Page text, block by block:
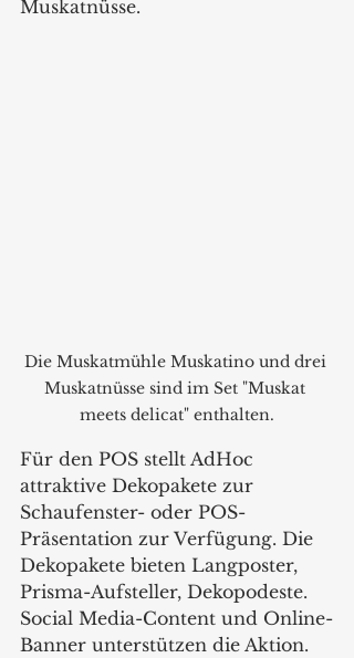
Muskatnüsse.
Die Muskatmühle Muskatino und drei
Muskatnüsse sind im Set "Muskat
meets delicat" enthalten.
Für den POS stellt AdHoc
attraktive Dekopakete zur
Schaufenster- oder POS-
Präsentation zur Verfügung. Die
Dekopakete bieten Langposter,
Prisma-Aufsteller, Dekopodeste.
Social Media-Content und Online-
Banner unterstützen die Aktion.